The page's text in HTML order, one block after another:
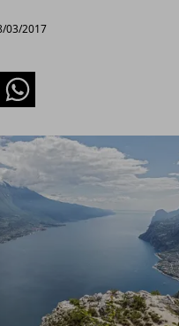
03/2017
Whatsapp